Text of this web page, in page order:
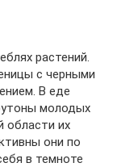
растений.
с черными
В еде
молодых
области их
они по
в темноте